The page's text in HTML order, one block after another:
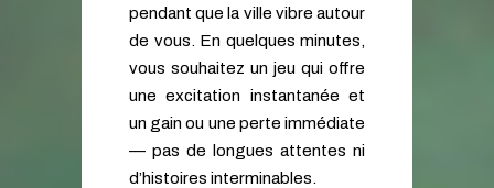
pendant que la ville vibre autour
de vous. En quelques minutes,
vous souhaitez un jeu qui offre
une excitation instantanée et
un gain ou une perte immédiate
— pas de longues attentes ni
d’histoires interminables.